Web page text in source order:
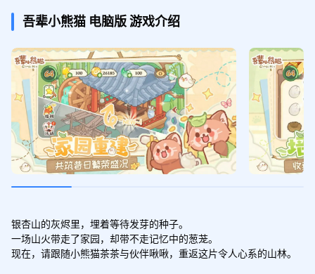
吾辈小熊猫 电脑版游戏介绍
银杏山的灰烬里，埋着等待发芽的种子。
一场山火带走了家园，却带不走记忆中的葱茏。
现在，请跟随小熊猫茶茶与伙伴啾啾，重返这片令人心系的山林。